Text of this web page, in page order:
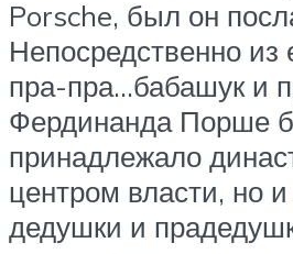
Porsche, был он
Непосредственно из
пра-пра…бабашук и
Фердинанда Порше
принадлежало
центром власти, но
дедушки и